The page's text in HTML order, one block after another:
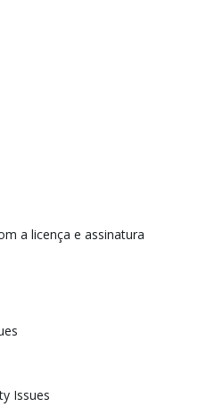
a licença e assinatura
Issues